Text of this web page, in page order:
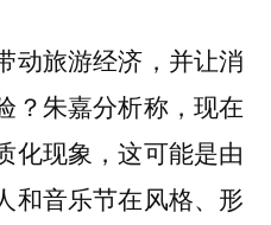
动旅游经济，并让消
？朱嘉分析称，现在
化现象，这可能是由
和音乐节在风格、形